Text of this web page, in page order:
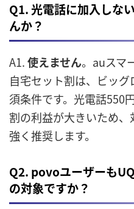
Q1. 光電話に加入しな
んか？
A1.使えません。auスマ
自宅セット割は、ビッ
須条件です。光電話550
割の利益が大きいため
強く推奨します。
Q2. povoユーザーも
の対象ですか？